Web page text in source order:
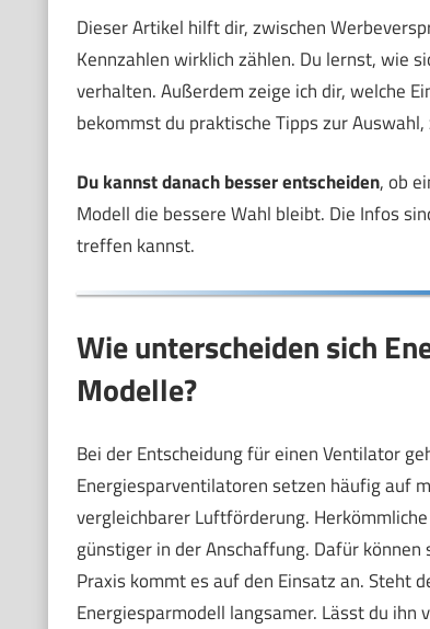
Dieser Artikel hilft dir, zwischen
Kennzahlen wirklich zählen. Du lernst, wie
verhalten. Außerdem zeige ich dir, welche
bekommst du praktische Tipps zur
Du kannst danach besser entscheiden, ob
Modell die bessere Wahl bleibt. Die Infos
treffen kannst.
Wie unterscheiden sich
Modelle?
Bei der Entscheidung für einen Ventilator
Energiesparventilatoren setzen häufig auf
vergleichbarer Luftförderung.
günstiger in der Anschaffung. Dafür
Praxis kommt es auf den Einsatz an. Steht
Energiesparmodell langsamer. Lässt du